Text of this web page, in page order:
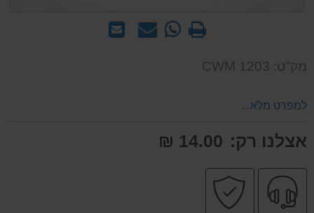
שלח
שאל WhatsApp
מק"ט: CWM 1203
למפרט מלא...
אצלנו רק: 14.00 ₪
שירות
מקצועי